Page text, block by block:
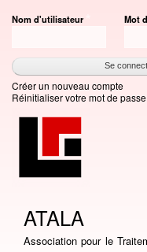
Nom d'utilisateur Mot
Créer un nouveau compte
Réinitialiser votre mot de passe
ATALA
Association pour le